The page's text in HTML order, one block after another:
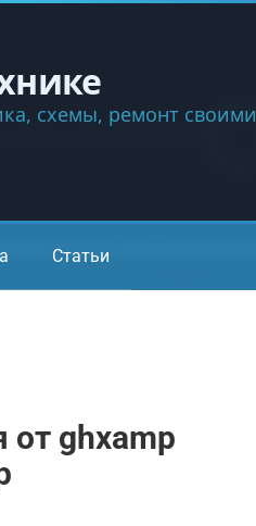
схемы, ремонт своими
Статьи
от ghxamp